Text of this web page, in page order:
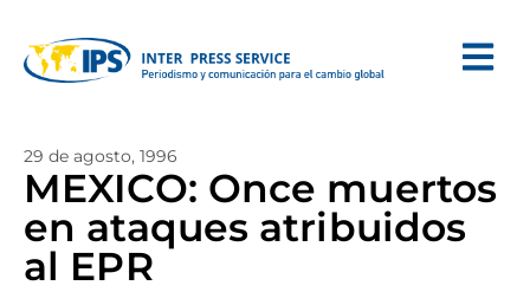
29 de agosto, 1996
MEXICO: Once muertos
en ataques atribuidos
al EPR